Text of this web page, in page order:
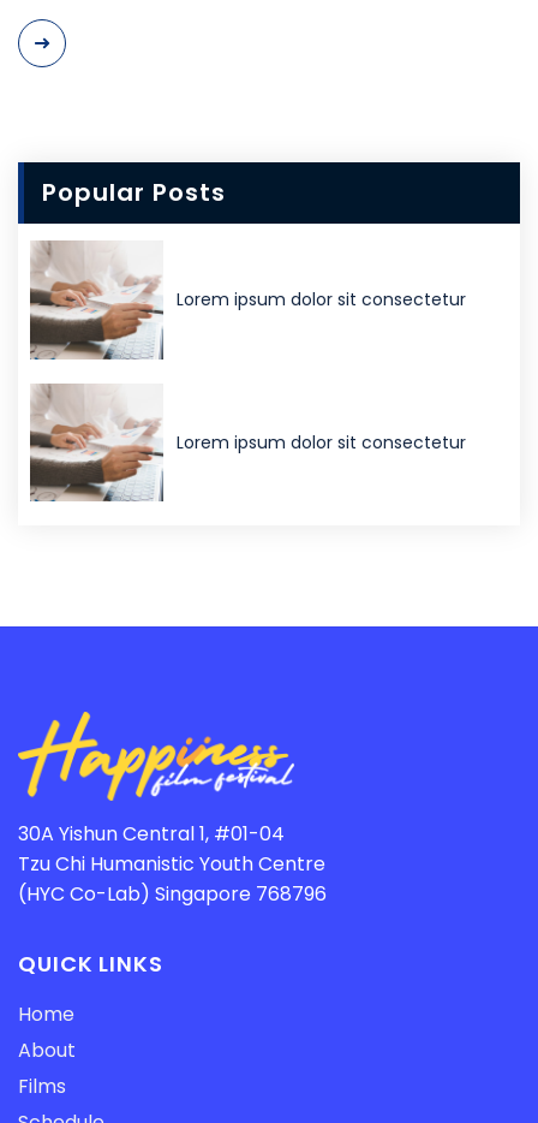
Popular Posts
Lorem ipsum dolor sit consectetur
Lorem ipsum dolor sit consectetur
30A Yishun Central 1, #01-04
Tzu Chi Humanistic Youth Centre
(HYC Co-Lab) Singapore 768796
QUICK LINKS
Home
About
Films